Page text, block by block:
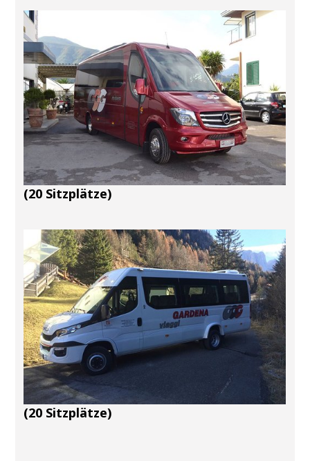
(20 Sitzplätze)
(20 Sitzplätze)